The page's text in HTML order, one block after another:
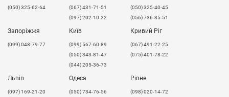
(050) 325-62-64
(067) 431-71-51
(097) 202-10-22
(050) 325-40-45
(056) 736-35-51
Запоріжжя
(099) 048-79-77
Київ
(099) 567-60-89
(050) 343-81-47
(044) 205-36-73
Кривий Ріг
(067) 491-22-25
(075) 401-78-22
Львів
​(097) 169-21-20
Одеса
(050) 734-76-56
Рівне
(098) 020-14-72